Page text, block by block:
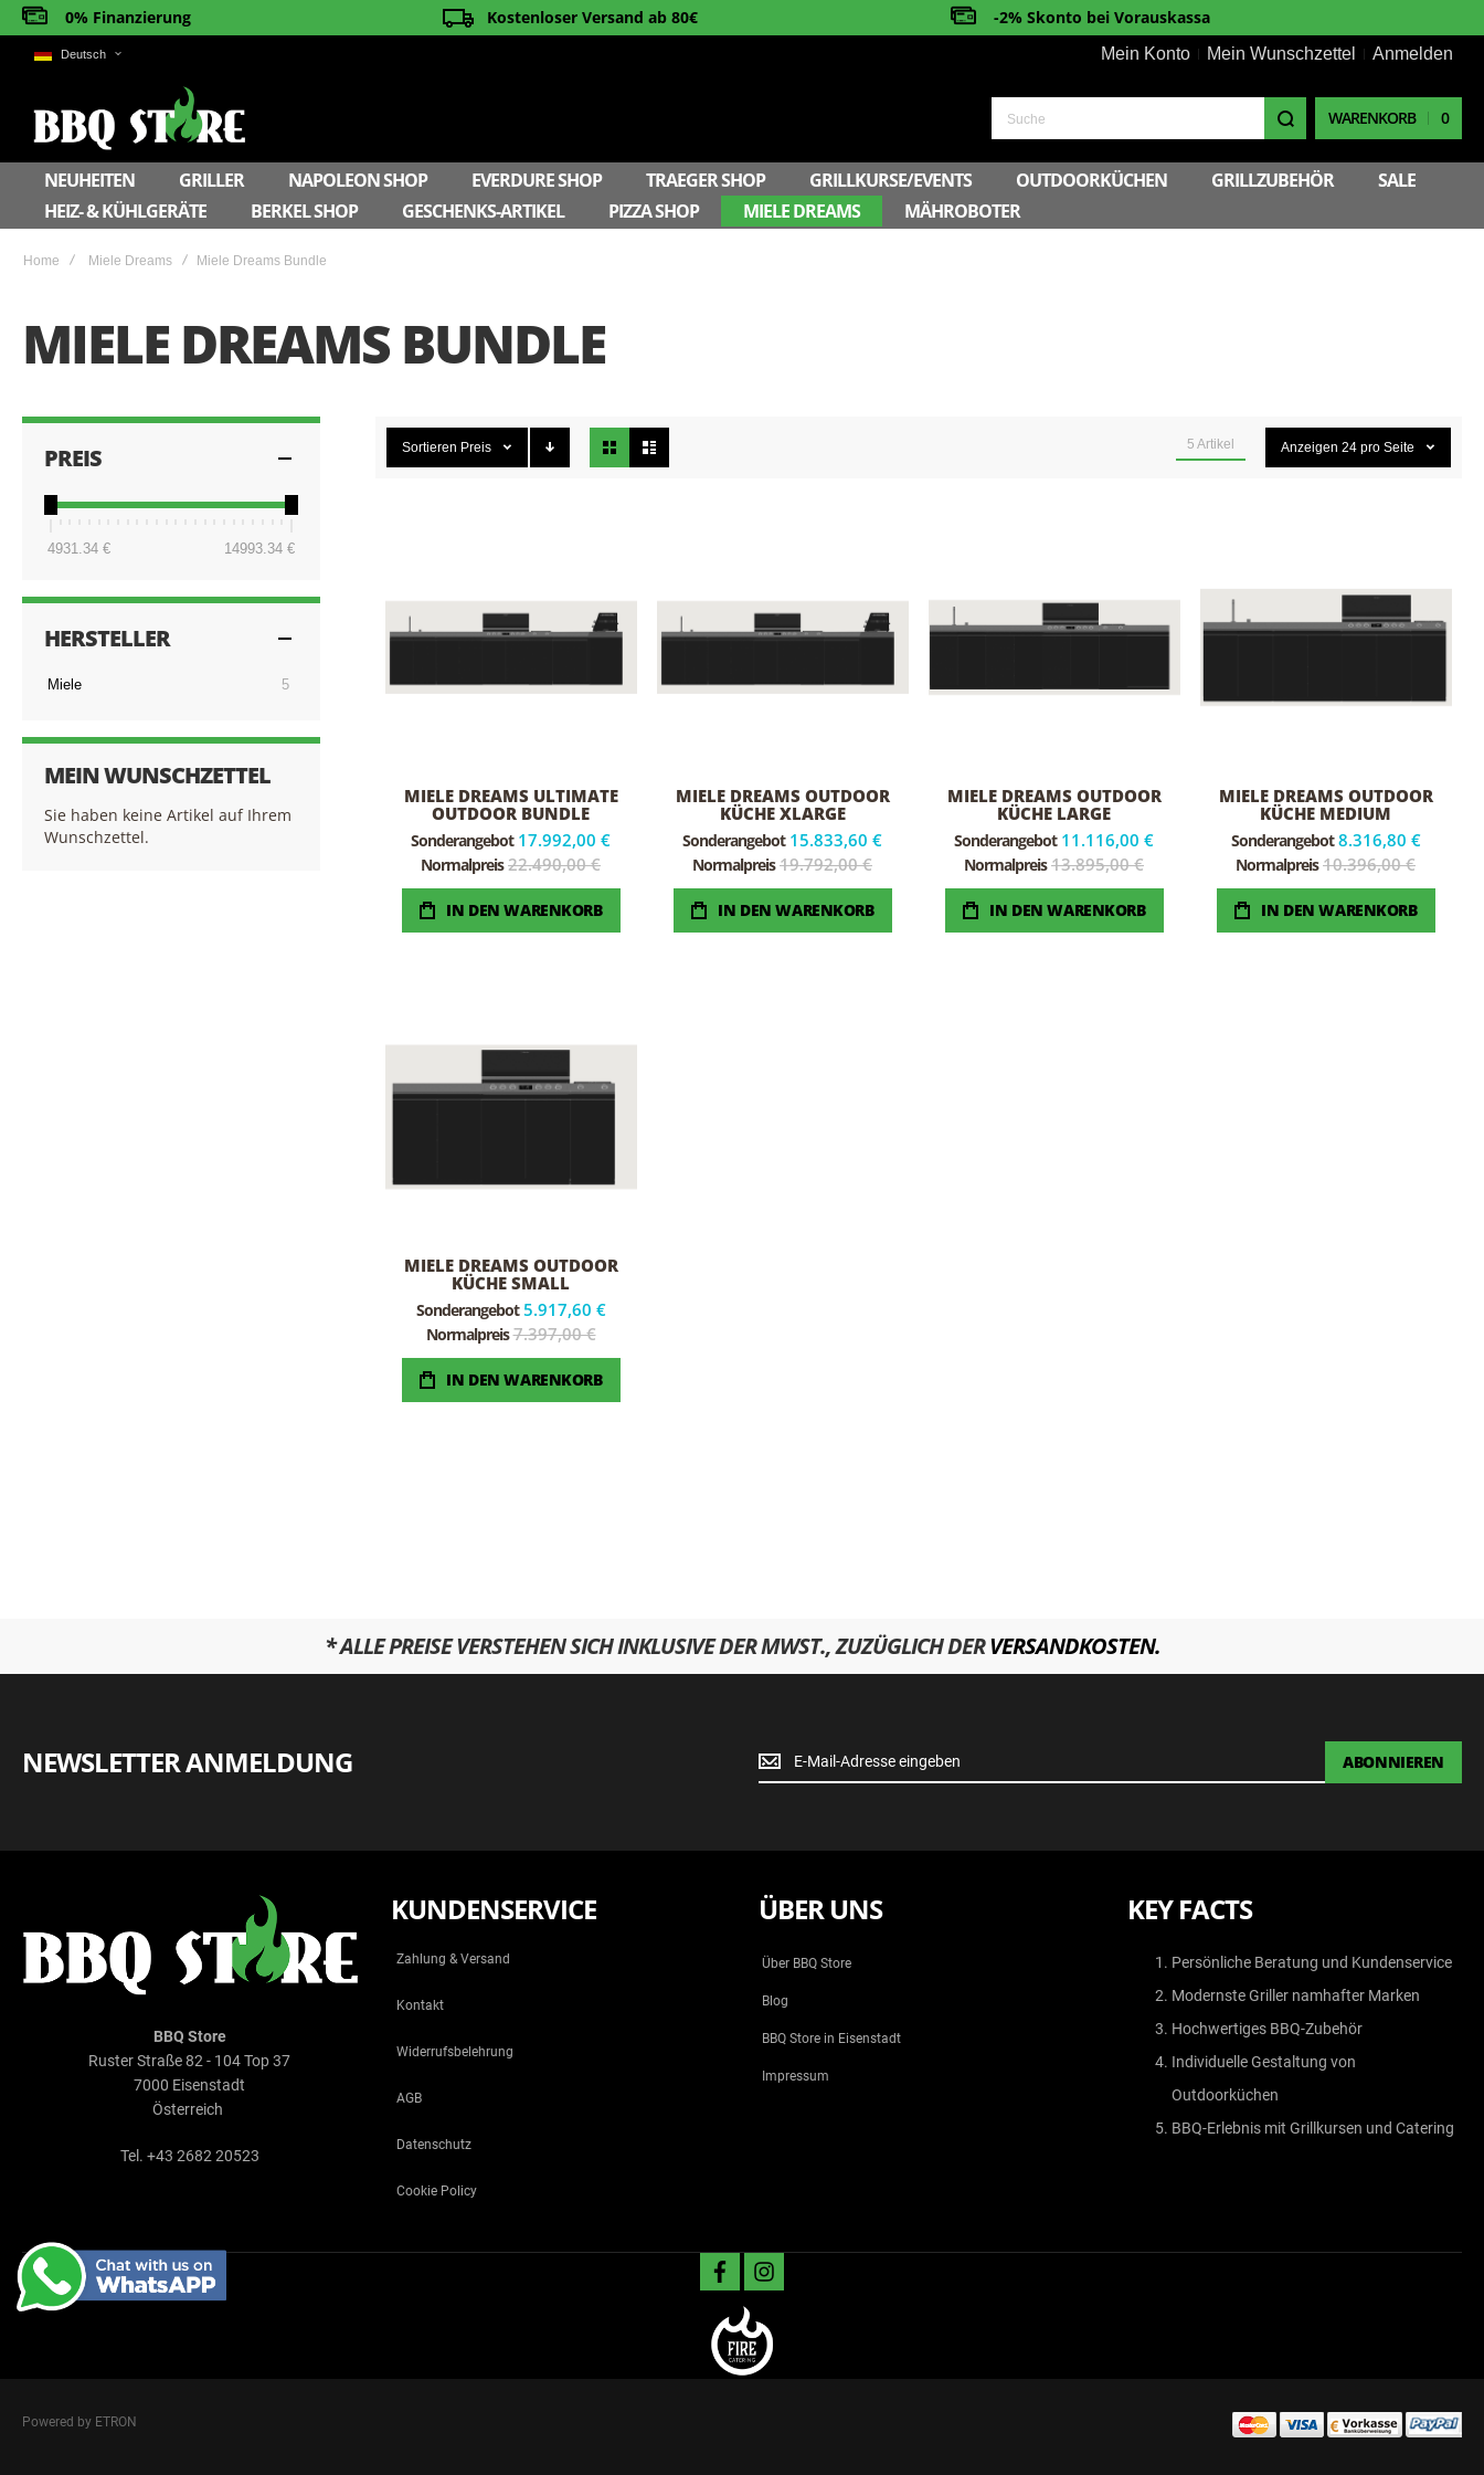
0% Finanzierung Kostenloser Versand ab 80€ -2% Skonto bei Vorauskassa
Deutsch Mein Konto Mein Wunschzettel Anmelden
WARENKORB 0
NEUHEITEN GRILLER NAPOLEON SHOP EVERDURE SHOP TRAEGER SHOP GRILLKURSE/EVENTS OUTDOORKÜCHEN GRILLZUBEHÖR
SALE
HEIZ- & KÜHLGERÄTE
BERKEL SHOP GESCHENKS-ARTIKEL PIZZA SHOP MIELE DREAMS MÄHROBOTER
Home Miele Dreams Miele Dreams Bundle
MIELE DREAMS BUNDLE
Sortieren Preis
als
5 Artikel Anzeigen 24 pro Seite
MIELE DREAMS ULTIMATE
OUTDOOR BUNDLE
Sonderangebot 17.992,00 €
Normalpreis 22.490,00 €
IN DEN WARENKORB
MIELE DREAMS OUTDOOR
KÜCHE XLARGE
Sonderangebot 15.833,60 €
Normalpreis 19.792,00 €
IN DEN WARENKORB
MIELE DREAMS OUTDOOR
KÜCHE LARGE
Sonderangebot 11.116,00 €
Normalpreis 13.895,00 €
IN DEN WARENKORB
MIELE DREAMS OUTDOOR
KÜCHE MEDIUM
Sonderangebot 8.316,80 €
Normalpreis 10.396,00 €
IN DEN WARENKORB
MIELE DREAMS OUTDOOR
KÜCHE SMALL
Sonderangebot 5.917,60 €
Normalpreis 7.397,00 €
IN DEN WARENKORB
PREIS
4931.34 € 14993.34 €
HERSTELLER
Miele 5Artikel
MEIN WUNSCHZETTEL
Sie haben keine Artikel auf Ihrem
Wunschzettel.
* ALLE PREISE VERSTEHEN SICH INKLUSIVE DER MWST., ZUZÜGLICH DERVERSANDKOSTEN.
NEWSLETTER ANMELDUNG
Newsletter
Anmeldung
ABONNIEREN
BBQ Store
Ruster Straße 82 - 104 Top 37
7000 Eisenstadt
Österreich
Tel. +43 2682 20523
KUNDENSERVICE
Zahlung & Versand
Kontakt
Widerrufsbelehrung
AGB
Datenschutz
Cookie Policy
ÜBER UNS
Über BBQ Store
Blog
BBQ Store in Eisenstadt
Impressum
KEY FACTS
Persönliche Beratung und Kundenservice
Modernste Griller namhafter Marken
Hochwertiges BBQ-Zubehör
Individuelle Gestaltung von
Outdoorküchen
BBQ-Erlebnis mit Grillkursen und Catering
facebookinstagram
Powered by ETRON